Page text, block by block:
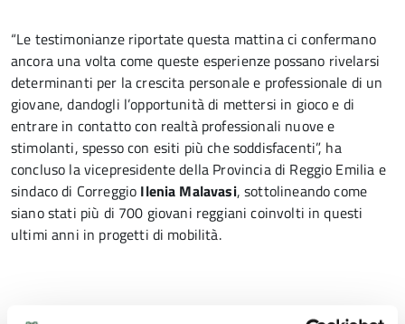
“Le testimonianze riportate questa mattina ci confermano
ancora una volta come queste esperienze possano rivelarsi
determinanti per la crescita personale e professionale di un
giovane, dandogli l’opportunità di mettersi in gioco e di
entrare in contatto con realtà professionali nuove e
stimolanti, spesso con esiti più che soddisfacenti”, ha
concluso la vicepresidente della Provincia di Reggio Emilia e
sindaco di Correggio Ilenia Malavasi, sottolineando come
siano stati più di 700 giovani reggiani coinvolti in questi
ultimi anni in progetti di mobilità.